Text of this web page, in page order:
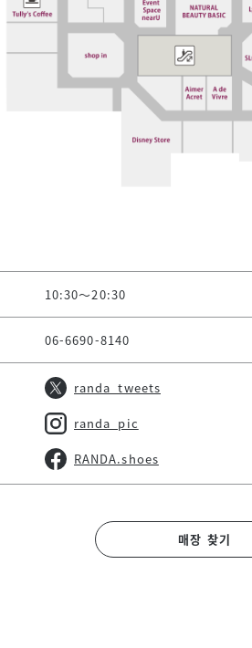
10:30～20:30
06-6690-8140
randa_tweets
randa_pic
RANDA.shoes
매장 찾기